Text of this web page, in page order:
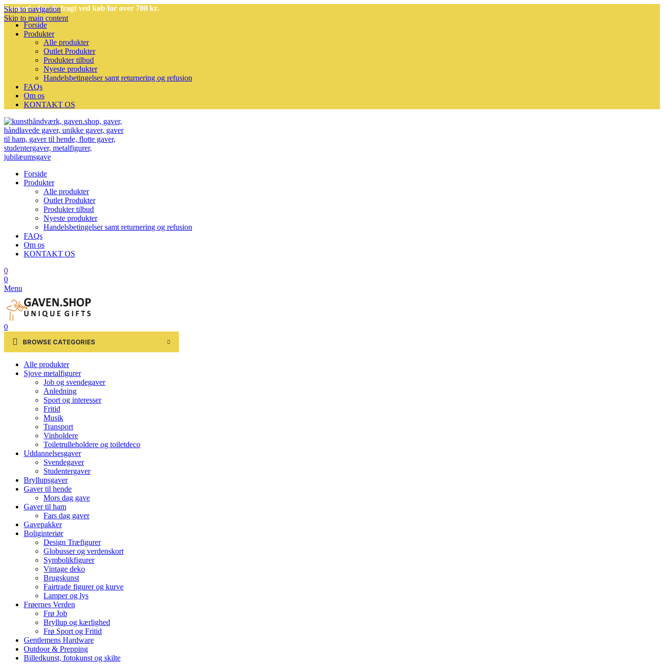
Skip to navigation
Skip to main content
Bemærk: Gratis fragt ved køb for over 700 kr.
Forside
Produkter
Alle produkter
Outlet Produkter
Produkter tilbud
Nyeste produkter
Handelsbetingelser samt returnering og refusion
FAQs
Om os
KONTAKT OS
Forside
Produkter
Alle produkter
Outlet Produkter
Produkter tilbud
Nyeste produkter
Handelsbetingelser samt returnering og refusion
FAQs
Om os
KONTAKT OS
0
0
Menu
0
BROWSE CATEGORIES
Alle produkter
Sjove metalfigurer
Job og svendegaver
Anledning
Sport og interesser
Fritid
Musik
Transport
Vinholdere
Toiletrulleholdere og toiletdeco
Uddannelsesgaver
Svendegaver
Studentergaver
Bryllupsgaver
Gaver til hende
Mors dag gave
Gaver til ham
Fars dag gaver
Gavepakker
Boliginteriør
Design Træfigurer
Globusser og verdenskort
Symbolikfigurer
Vintage deko
Brugskunst
Fairtrade figurer og kurve
Lamper og lys
Frøernes Verden
Frø Job
Bryllup og kærlighed
Frø Sport og Fritid
Gentlemens Hardware
Outdoor & Prepping
Billedkunst, fotokunst og skilte